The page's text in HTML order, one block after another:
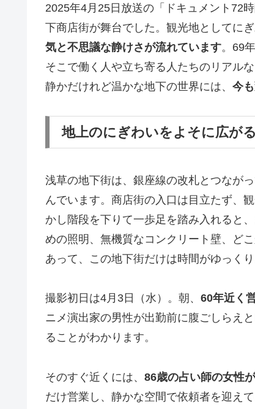
2025年4月25日放送の「ドキュメント72
下商店街が舞台でした。観光地としてに
気と不思議な静けさが流れています。69
そこで働く人や立ち寄る人たちのリアル
静かだけれど温かな地下の世界には、 今
地上のにぎわいをよそに広が
浅草の地下街は、銀座線の改札とつなが
んでいます。商店街の入口は目立たず、
かし階段を下りて一歩足を踏み入れると、
めの照明、無機質なコンクリート壁、ど
あって、この地下街だけは時間がゆっく
撮影初日は4月3日（水）。朝、 60年近く
ニメ演出家の男性が出勤前に腹ごしらえ
ることがわかります。
そのすぐ近くには、 86歳の占い師の女性
だけ営業し、静かな空間で依頼者を迎えて